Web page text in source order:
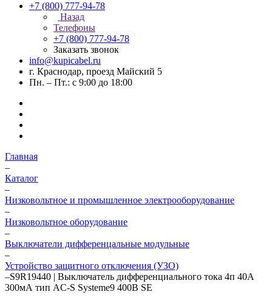
+7 (800) 777-94-78
Назад
Телефоны
+7 (800) 777-94-78
Заказать звонок
info@kupicabel.ru
г. Краснодар, проезд Майский 5
Пн. – Пт.: с 9:00 до 18:00
Главная
–
Каталог
–
Низковольтное и промышленное электрооборудование
–
Низковольтное оборудование
–
Выключатели дифференцальные модульные
–
Устройство защитного отключения (УЗО)
–S9R19440 | Выключатель дифференциального тока 4п 40А
300мА тип AC-S Systeme9 400В SE